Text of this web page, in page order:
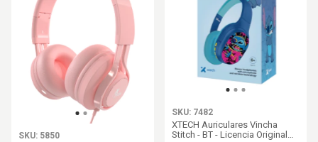
SKU: 5850
SKU: 7482
XTECH Auriculares Vincha
Stitch - BT - Licencia Original